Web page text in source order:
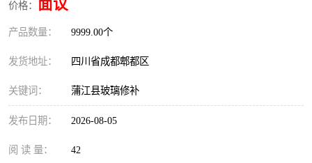
价格： 面议
产品数量： 9999.00个
发货地址： 四川省成都郫都区
关键词： 蒲江县玻璃修补
发布日期： 2026-08-05
阅 读 量： 42